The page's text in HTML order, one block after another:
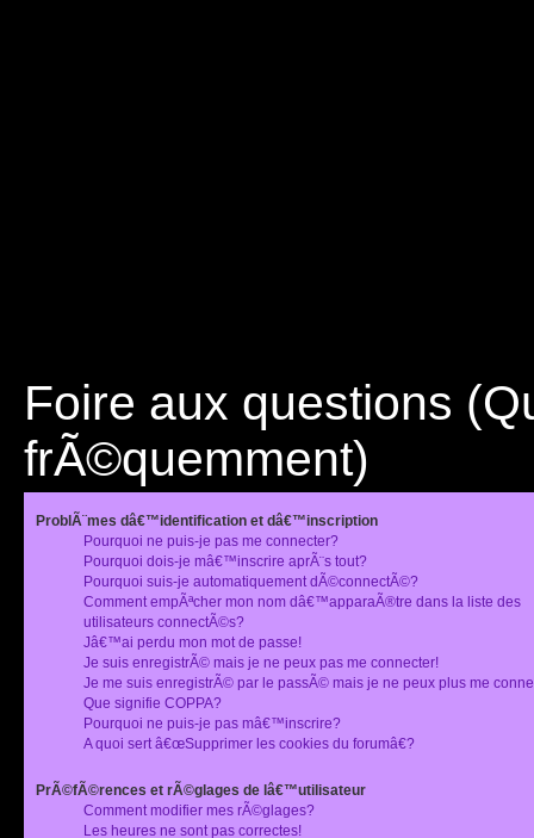
Foire aux questions
frÃ©quemment)
ProblÃ¨mes dâ€™identification et dâ€™inscription
Pourquoi ne puis-je pas me connecter?
Pourquoi dois-je mâ€™inscrire aprÃ¨s tout?
Pourquoi suis-je automatiquement dÃ©connectÃ©?
Comment empÃªcher mon nom dâ€™apparaÃ®tre dans la liste des
utilisateurs connectÃ©s?
Jâ€™ai perdu mon mot de passe!
Je suis enregistrÃ© mais je ne peux pas me connecter!
Je me suis enregistrÃ© par le passÃ© mais je ne peux plus me
Que signifie COPPA?
Pourquoi ne puis-je pas mâ€™inscrire?
A quoi sert â€œSupprimer les cookies du forumâ€?
PrÃ©fÃ©rences et rÃ©glages de lâ€™utilisateur
Comment modifier mes rÃ©glages?
Les heures ne sont pas correctes!